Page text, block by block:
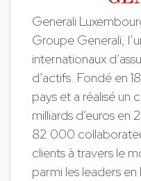
Generali
Groupe Generali,
internationaux
d’actifs. Fondé en
pays et a réalisé un
milliards d‘euros
82 000
clients à travers le
parmi les leaders